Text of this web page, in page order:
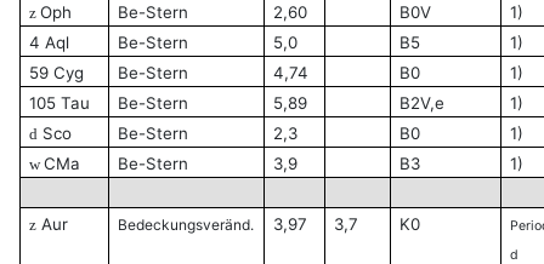
zOph Be-Stern 2,60 B0V
1)
4 Aql
Be-Stern 5,0 B5
1)
59 Cyg
Be-Stern 4,74 B0
1)
105 Tau
Be-Stern 5,89 B2V,e 1)
d Sco Be-Stern 2,3 B0 1)
wCMa Be-Stern 3,9 B3 1)
z Aur Bedeckungsveränd. 3,97 3,7 K0
d